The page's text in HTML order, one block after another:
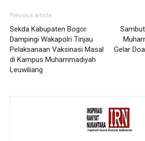
Previous article
Sekda Kabupaten Bogor
Dampingi Wakapolri Tinjau
Pelaksanaan Vaksinasi Masal
di Kampus Muhammadiyah
Leuwiliang
Gelar